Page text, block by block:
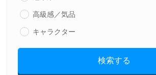
高級感／気品
キャラクター
検索する